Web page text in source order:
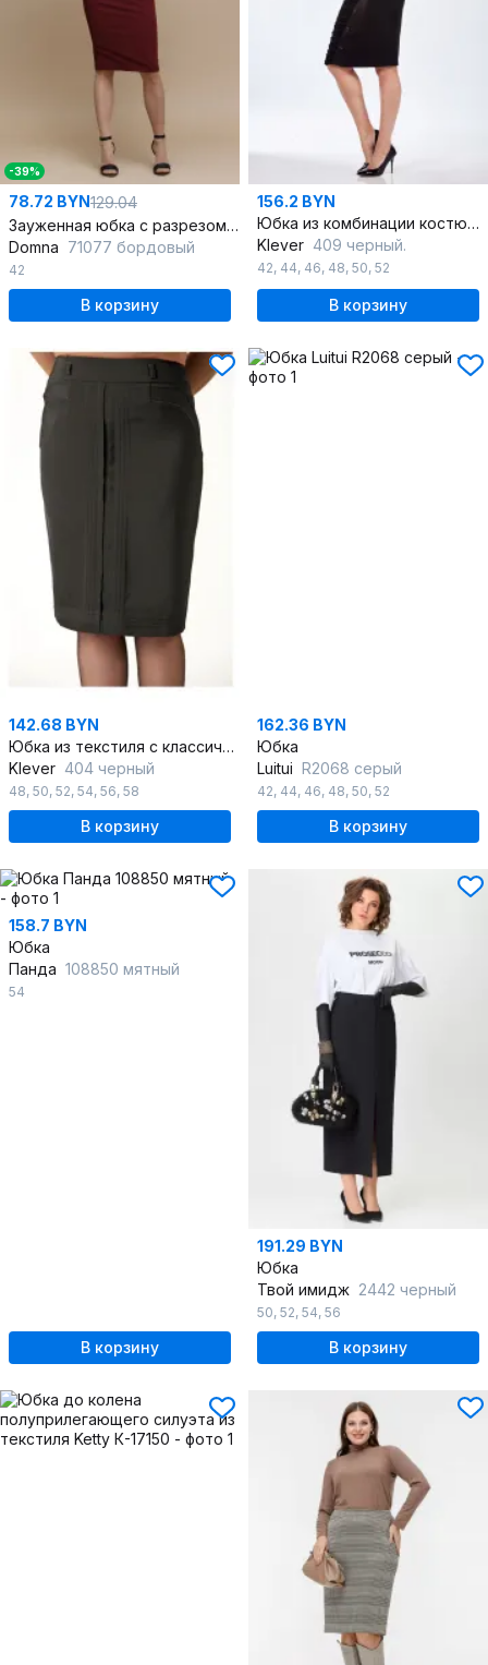
-39%
78.72 BYN129.04
Зауженная юбка с разрезом из вискозы для делового стиля
Domna 71077 бордовый
42
В корзину
156.2 BYN
Юбка из комбинации костюмной и трикотажной ткани с оригинальными деталями
Klever 409 черный.
42, 44, 46, 48, 50, 52
В корзину
142.68 BYN
Юбка из текстиля с классическим кроем и потайной застёжкой
Klever 404 черный
48, 50, 52, 54, 56, 58
В корзину
162.36 BYN
Юбка
Luitui R2068 серый
42, 44, 46, 48, 50, 52
В корзину
158.7 BYN
Юбка
Панда 108850 мятный
54
В корзину
191.29 BYN
Юбка
Твой имидж 2442 черный
50, 52, 54, 56
В корзину